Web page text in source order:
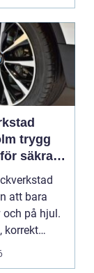
säkra
att bara
och på hjul.
korrekt
och rege...